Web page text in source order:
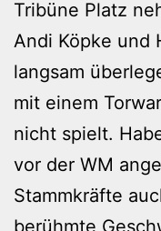
Tribüne Platz
Andi Köpke und
langsam
mit einem
nicht spielt.
vor der WM
Stammkräfte
berühmte